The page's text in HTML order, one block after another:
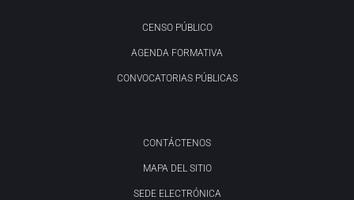
CENSO PÚBLICO
AGENDA FORMATIVA
CONVOCATORIAS PÚBLICAS
CONTÁCTENOS
MAPA DEL SITIO
SEDE ELECTRÓNICA